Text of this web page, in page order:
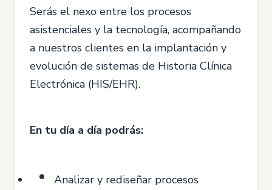
Serás el nexo entre los procesos
asistenciales y la tecnología, acompañando
a nuestros clientes en la implantación y
evolución de sistemas de Historia Clínica
Electrónica (HIS/EHR).
En tu día a día podrás:
Analizar y rediseñar procesos